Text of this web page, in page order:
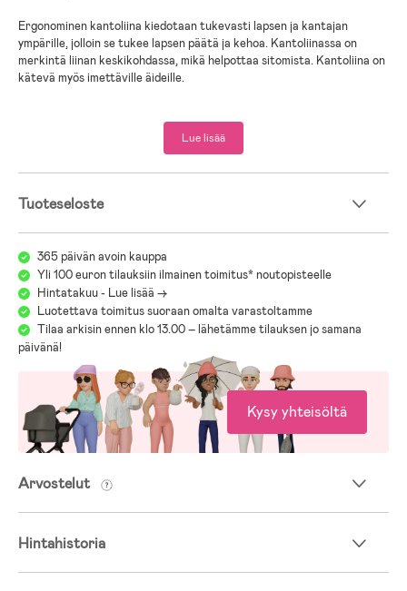
Ergonominen kantoliina kiedotaan tukevasti lapsen ja kantajan
ympärille, jolloin se tukee lapsen päätä ja kehoa. Kantoliinassa on
merkintä liinan keskikohdassa, mikä helpottaa sitomista. Kantoliina on
kätevä myös imettäville äideille.
- Ruotsalainen bäst-i-test.se on valinnut Aldoria Bambu Soft -
kantoliinan testivoittajaksi vuosina 2021, 2022 ja 2023.
Lue lisää
Tuoteseloste
365 päivän avoin kauppa
Yli 100 euron tilauksiin ilmainen toimitus* noutopisteelle
Hintatakuu - Lue lisää ->
Luotettava toimitus suoraan omalta varastoltamme
Tilaa arkisin ennen klo 13.00 – lähetämme tilauksen jo samana
päivänä!
Kysy yhteisöltä
Arvostelut
Hintahistoria